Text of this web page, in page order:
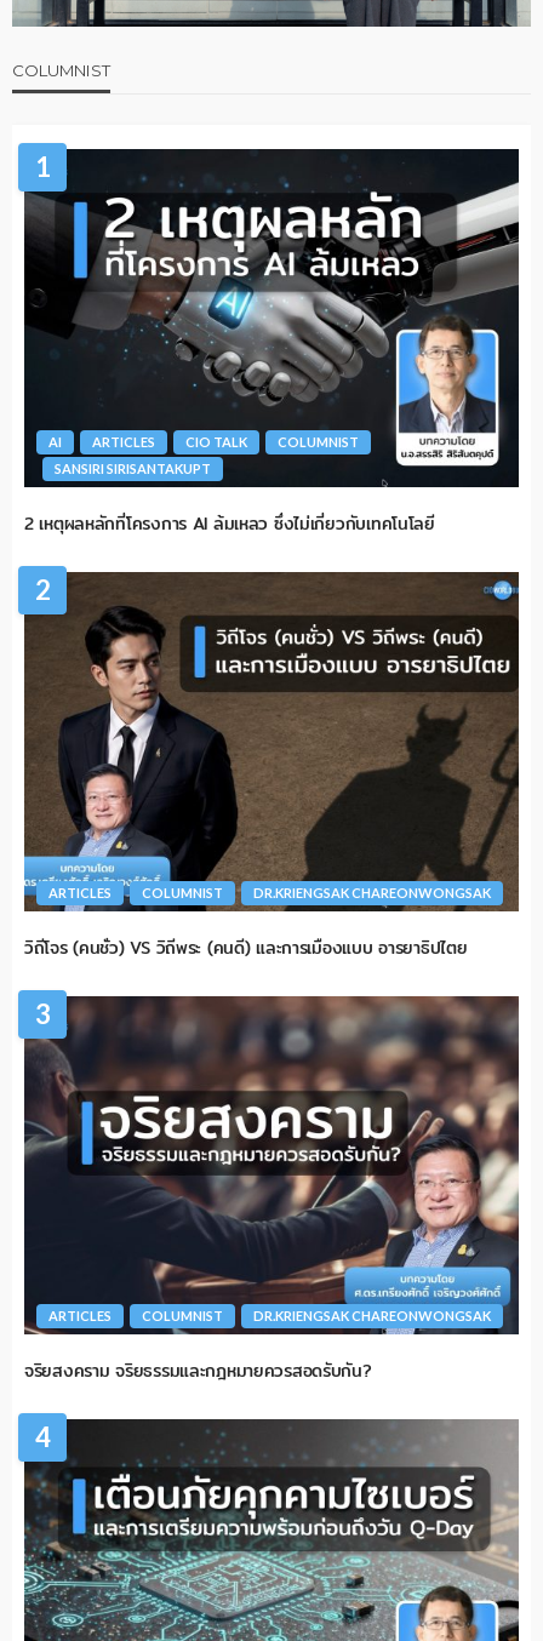
COLUMNIST
1
AI ARTICLES CIO TALK
COLUMNIST
SANSIRI SIRISANTAKUPT
2 เหตุผลหลักที่โครงการ AI ล้มเหลว ซึ่งไม่เกี่ยวกับเทคโนโลยี
2
ARTICLES COLUMNIST DR.KRIENGSAK CHAREONWONGSAK
วิถีโจร (คนชั่ว) VS วิถีพระ (คนดี) และการเมืองแบบ อารยาธิปไตย
3
ARTICLES COLUMNIST DR.KRIENGSAK CHAREONWONGSAK
จริยสงคราม จริยธรรมและกฎหมายควรสอดรับกัน?
4